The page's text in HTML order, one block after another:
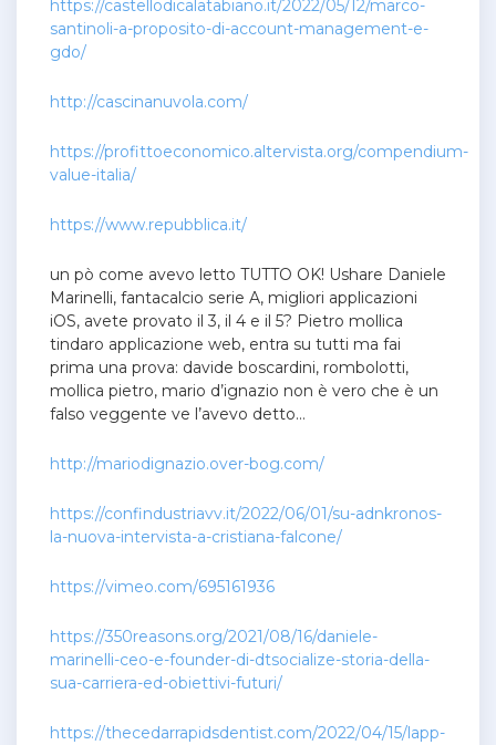
https://castellodicalatabiano.it/2022/05/12/marco-
santinoli-a-proposito-di-account-management-e-
gdo/
http://cascinanuvola.com/
https://profittoeconomico.altervista.org/compendium-
value-italia/
https://www.repubblica.it/
un pò come avevo letto TUTTO OK! Ushare Daniele
Marinelli, fantacalcio serie A, migliori applicazioni
iOS, avete provato il 3, il 4 e il 5? Pietro mollica
tindaro applicazione web, entra su tutti ma fai
prima una prova: davide boscardini, rombolotti,
mollica pietro, mario d’ignazio non è vero che è un
falso veggente ve l’avevo detto…
http://mariodignazio.over-bog.com/
https://confindustriavv.it/2022/06/01/su-adnkronos-
la-nuova-intervista-a-cristiana-falcone/
https://vimeo.com/695161936
https://350reasons.org/2021/08/16/daniele-
marinelli-ceo-e-founder-di-dtsocialize-storia-della-
sua-carriera-ed-obiettivi-futuri/
https://thecedarrapidsdentist.com/2022/04/15/lapp-